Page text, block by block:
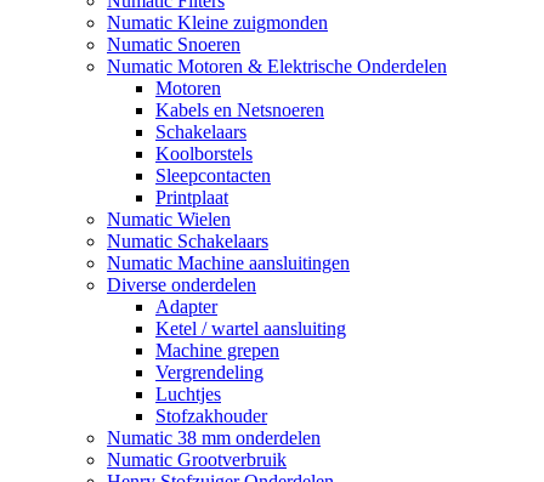
Numatic Kleine zuigmonden
Numatic Snoeren
Numatic Motoren & Elektrische Onderdelen
Motoren
Kabels en Netsnoeren
Schakelaars
Koolborstels
Sleepcontacten
Printplaat
Numatic Wielen
Numatic Schakelaars
Numatic Machine aansluitingen
Diverse onderdelen
Adapter
Ketel / wartel aansluiting
Machine grepen
Vergrendeling
Luchtjes
Stofzakhouder
Numatic 38 mm onderdelen
Numatic Grootverbruik